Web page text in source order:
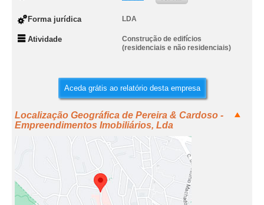
Forma jurídica LDA
Atividade
Construção de edifícios
(residenciais e não residenciais)
Aceda grátis ao relatório desta empresa
Localização Geográfica de Pereira & Cardoso -
Empreendimentos Imobiliários, Lda